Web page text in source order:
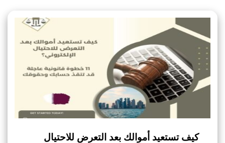
كيف تستعيد أموالك بعد التعرض للاحتيال